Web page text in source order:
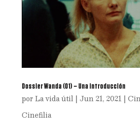
Dossier Wanda (01) – Una introducción
por La vida útil| Jun 21, 2021|
Cinefilia